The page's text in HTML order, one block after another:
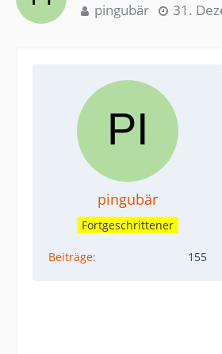
pingubär 31.
pingubär
Fortgeschrittener
Beiträge 155